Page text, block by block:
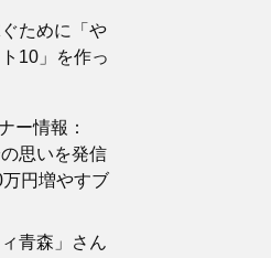
ために「や
10」を作っ
ー情報：
の思いを発信
円増やすブ
青森」さん